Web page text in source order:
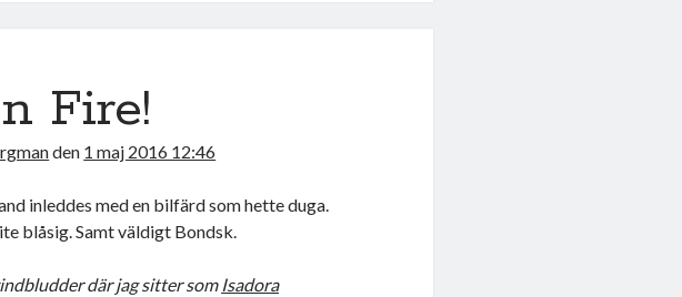
Fire!
den 1 maj 2016 12:46
inleddes med en bilfärd som hette duga.
blåsig. Samt väldigt Bondsk.
där jag sitter som Isadora